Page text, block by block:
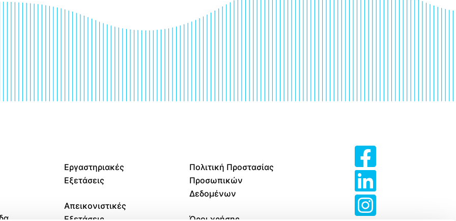
Εργαστηριακές
Εξετάσεις
Απεικονιστικές
Εξετάσεις
Πολιτική Προστασίας
Προσωπικών
Δεδομένων
Όροι χρήσης